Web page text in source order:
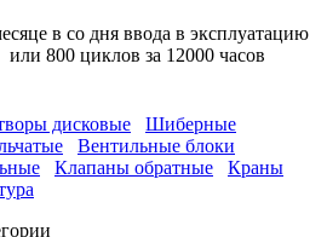
в со дня ввода в эксплуатацию
или 800 циклов за 12000 часов
дисковые
Шиберные
Вентильные блоки
Клапаны обратные
Краны